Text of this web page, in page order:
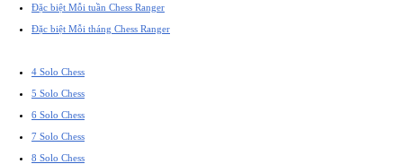
Đặc biệt Mỗi tuần Chess Ranger
Đặc biệt Mỗi tháng Chess Ranger
4 Solo Chess
5 Solo Chess
6 Solo Chess
7 Solo Chess
8 Solo Chess